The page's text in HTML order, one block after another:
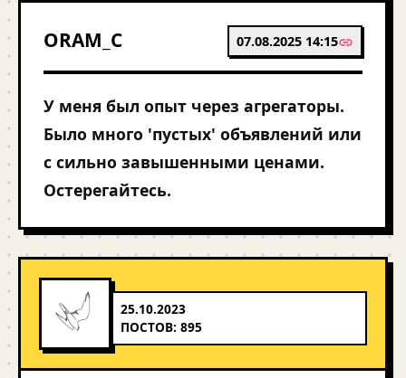
ORAM_C 07.08.2025 14:15
У меня был опыт через агрегаторы.
Было много 'пустых' объявлений или
с сильно завышенными ценами.
Остерегайтесь.
25.10.2023
ПОСТОВ: 895